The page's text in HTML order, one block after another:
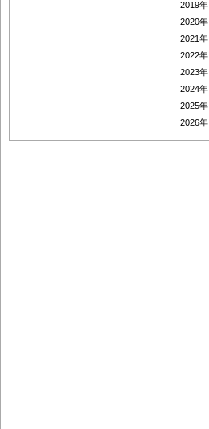
2019年
2020年
2021年
2022年
2023年
2024年
2025年
2026年